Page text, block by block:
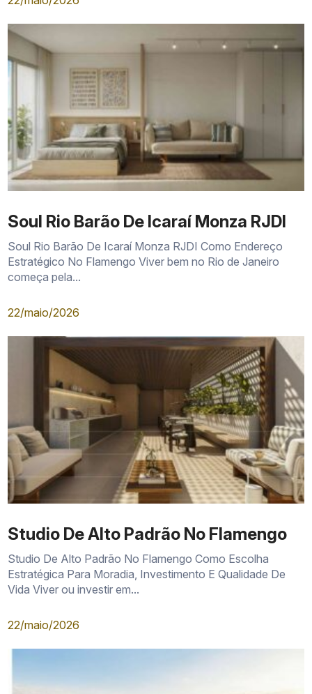
Soul Rio Barão De Icaraí Monza RJDI
Soul Rio Barão De Icaraí Monza RJDI Como Endereço
Estratégico No Flamengo Viver bem no Rio de Janeiro
começa pela...
22/maio/2026
Studio De Alto Padrão No Flamengo
Studio De Alto Padrão No Flamengo Como Escolha
Estratégica Para Moradia, Investimento E Qualidade De
Vida Viver ou investir em...
22/maio/2026